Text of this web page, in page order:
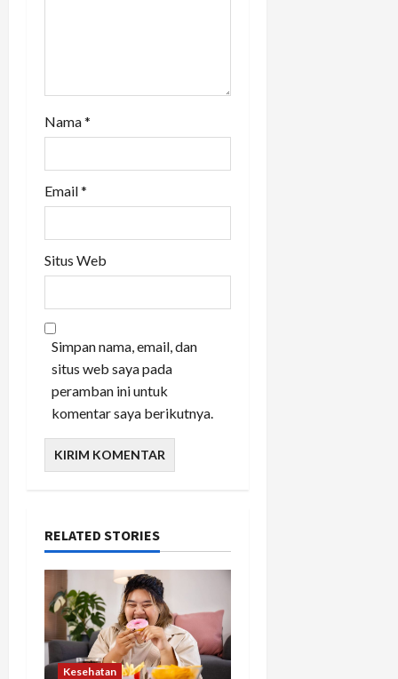
Nama*
Email*
Situs Web
Simpan nama, email, dan
situs web saya pada
peramban ini untuk
komentar saya berikutnya.
RELATED STORIES
Kesehatan